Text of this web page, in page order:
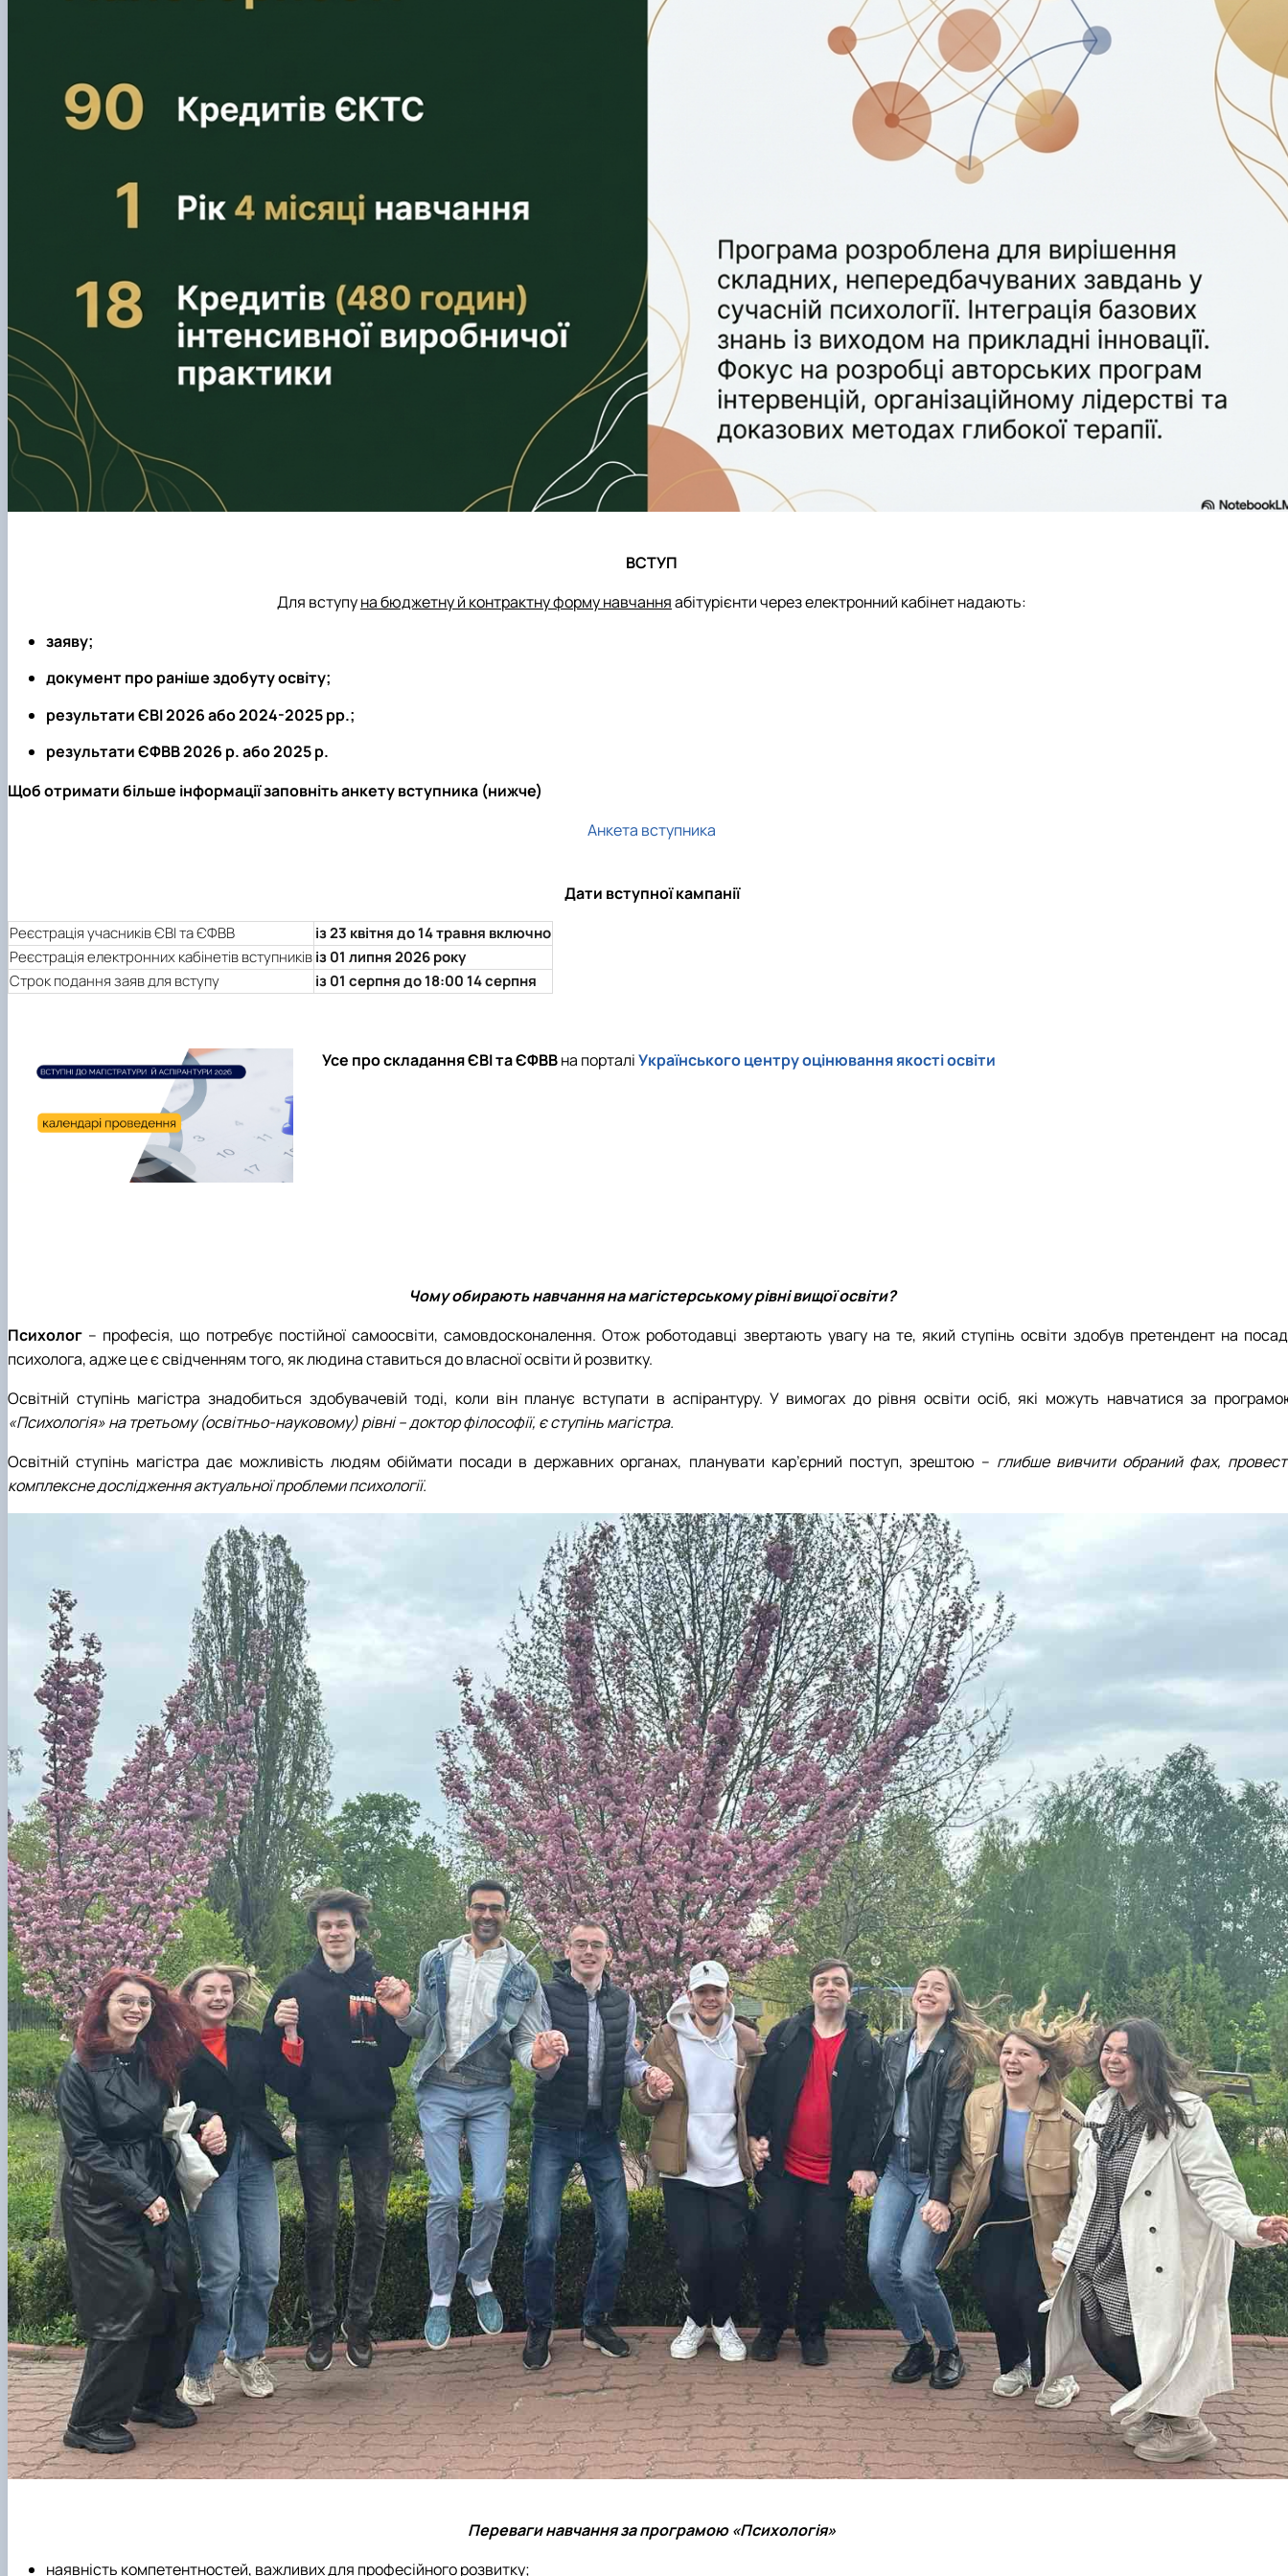
ВСТУП
Для вступуна бюджетну й контрактну форму навчанняабітурієнти через електронний кабінет надають:
заяву;
документ про раніше здобуту освіту;
результати ЄВІ 2026 або 2024-2025 рр.;
результати ЄФВВ 2026 р. або 2025 р.
Щоб отримати більше інформації заповніть анкету вступника (нижче)
Анкета вступника
Дати вступної кампанії
Реєстрація учасників ЄВІ та ЄФВВ
із 23 квітня до 14 травня включно
Реєстрація електронних кабінетів вступниківіз 01 липня 2026 року
Строк подання заяв для вступу
із 01 серпня до 18:00 14 серпня
Усе про складання ЄВІ та ЄФВВна порталіУкраїнського центру оцінювання якості освіти
Чому обирають навчання на магістерському рівні вищої освіти?
Психолог – професія, що потребує постійної самоосвіти, самовдосконалення. Отож роботодавці звертають увагу на те, який ступінь освіти здобув претендент на
психолога, адже це є свідченням того, як людина ставиться до власної освіти й розвитку.
Освітній ступінь магістра знадобиться здобувачевій тоді, коли він планує вступати в аспірантуру. У вимогах до рівня освіти осіб, які можуть навчатися за
«Психологія» на третьому (освітньо-науковому) рівні – доктор філософії, є ступінь магістра.
Освітній ступінь магістра дає можливість людям обіймати посади в державних органах, планувати кар’єрний поступ, зрештою – глибше вивчити обраний фах,
комплексне дослідження актуальної проблеми психології.
Переваги навчання за програмою «Психологія»
наявність компетентностей, важливих для професійного розвитку;